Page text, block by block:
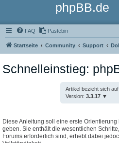
phpBB.de
FAQ Pastebin
Startseite Community Support
Schnelleinstieg:
Artikel bezieht sich
Version: 3.3.17
Diese Anleitung soll eine erste
geben. Sie enthält die wesentlichen
Forums erforderlich sind, erhebt dabei